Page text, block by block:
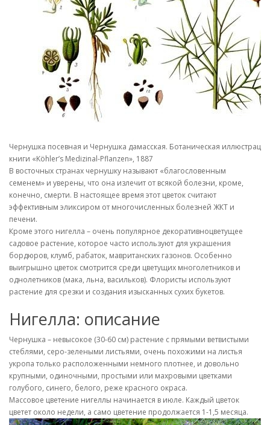
Чернушка посевная и Чернушка дамасская. Ботаническая
книги «Köhler’s Medizinal-Pflanzen», 1887
В восточных странах чернушку называют «благословенным
семенем» и уверены, что она излечит от всякой болезни, кроме,
конечно, смерти. В настоящее время этот цветок считают
эффективным эликсиром от многочисленных болезней ЖКТ и
печени.
Кроме этого нигелла – очень популярное декоративноцветущее
садовое растение, которое часто используют для украшения
бордюров, клумб, рабаток, мавританских газонов. Особенно
выигрышно цветок смотрится среди цветущих многолетников и
однолетников (мака, льна, васильков). Флористы используют
растение для срезки и создания изысканных сухих букетов.
Нигелла: описание
Чернушка – невысокое (30-60 см) растение с прямыми ветвистыми
стеблями, серо-зелеными листьями, очень похожими на листья
укропа только расположенными немного плотнее, и довольно
крупными, одиночными, простыми или махровыми цветками
голубого, синего, белого, реже красного окраса.
Массовое цветение нигеллы начинается в июле. Каждый цветок
цветет около недели, а само цветение продолжается 1-1,5 месяца.